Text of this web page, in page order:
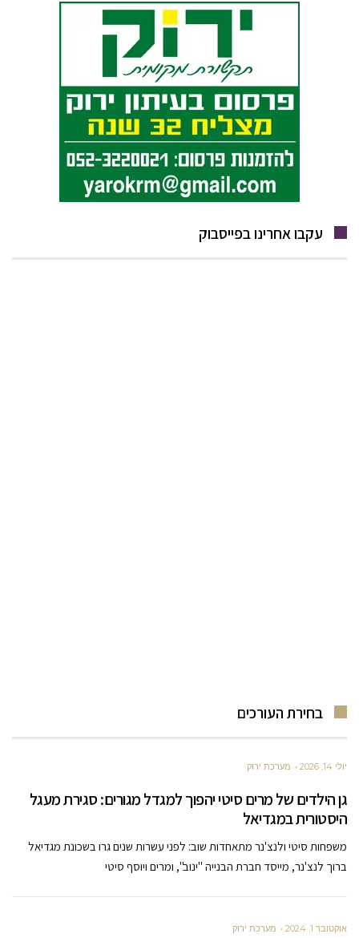
עקבו אחרינו בפייסבוק
בחירת העורכים
יולי 14, 2026 מערכת ירוק
גן הילדים של מרים סיטי יהפוך למגדל מגורים: סגירת מעגל
היסטורית במגדיאל
משפחות סיטי ולנצ'נר מתאחדות שוב: לפני עשרות שנים גרו בשכונת מגדיאל
ברוך לנצ'נר, מייסד חברת הבנייה "ינוב", ומרים ויוסף סיטי
אוקטובר 1, 2024 מערכת ירוק